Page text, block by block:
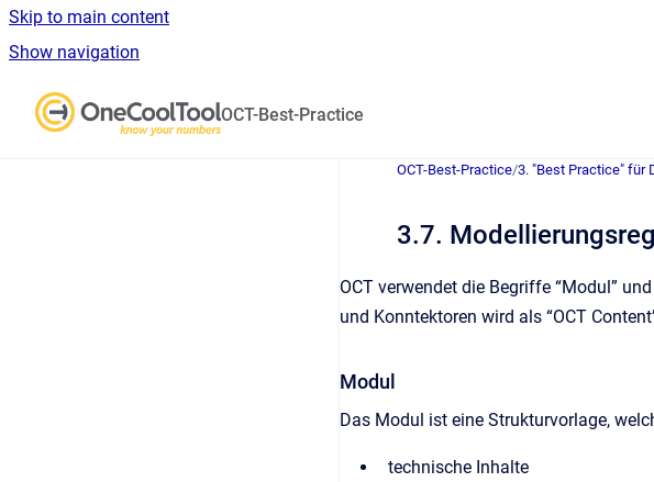
Skip to main content
Show navigation
OCT-Best-Practice
OCT-Best-Practice/3. "Best Practice" für
3.7.
OCT verwendet die Begriffe “Modul”
und Konntektoren wird als “OCT
Modul
Das Modul ist eine Strukturvorlage,
technische Inhalte